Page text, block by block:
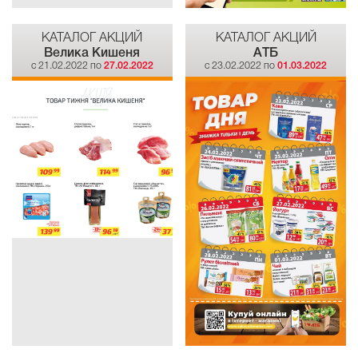
КАТАЛОГ АКЦИЙ
Велика Кишеня
c 21.02.2022 по 27.02.2022
КАТАЛОГ АКЦИЙ
АТБ
c 23.02.2022 по01.03.2022